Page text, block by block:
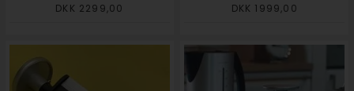
DKK 2299,00 DKK 1999,00